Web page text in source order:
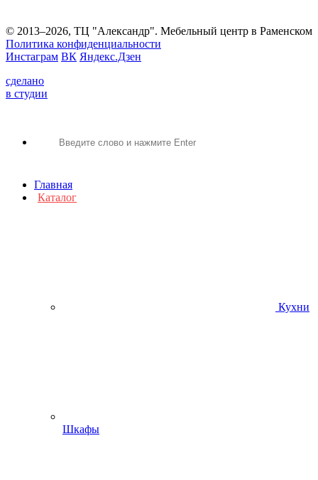
© 2013–2026, ТЦ "Александр". Мебельный центр в Раменском
Политика конфиденциальности
Инстаграм ВК Яндекс.Дзен
сделано
в студии
Главная
Каталог
Кухни
Шкафы